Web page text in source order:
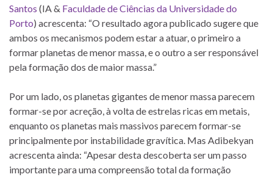
Santos (IA & Faculdade de Ciências da Universidade do
Porto) acrescenta: “O resultado agora publicado sugere que
ambos os mecanismos podem estar a atuar, o primeiro a
formar planetas de menor massa, e o outro a ser responsável
pela formação dos de maior massa.”
Por um lado, os planetas gigantes de menor massa parecem
formar-se por acreção, à volta de estrelas ricas em metais,
enquanto os planetas mais massivos parecem formar-se
principalmente por instabilidade gravítica. Mas Adibekyan
acrescenta ainda: “Apesar desta descoberta ser um passo
importante para uma compreensão total da formação